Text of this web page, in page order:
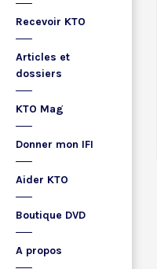
Recevoir KTO
Articles et
dossiers
KTO Mag
Donner mon IFI
Aider KTO
Boutique DVD
A propos